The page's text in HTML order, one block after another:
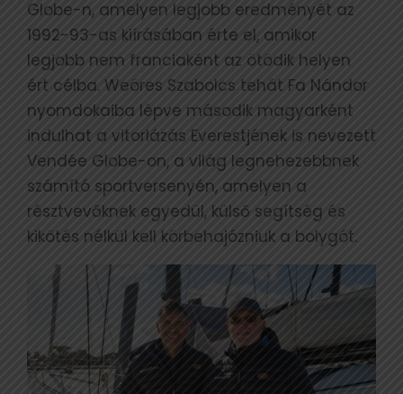
Globe-n, amelyen legjobb eredményét az
1992-93-as kiírásában érte el, amikor
legjobb nem franciaként az ötödik helyen
ért célba. Weöres Szabolcs tehát Fa Nándor
nyomdokaiba lépve második magyarként
indulhat a vitorlázás Everestjének is nevezett
Vendée Globe-on, a világ legnehezebbnek
számító sportversenyén, amelyen a
résztvevőknek egyedül, külső segítség és
kikötés nélkül kell körbehajózniuk a bolygót.